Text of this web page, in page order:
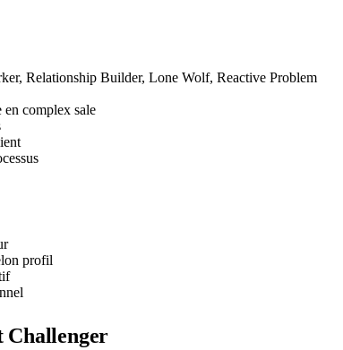
Relationship Builder, Lone Wolf, Reactive Problem
complex sale
profil
Challenger